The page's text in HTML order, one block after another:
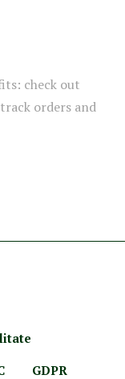
check out
orders and
GDPR